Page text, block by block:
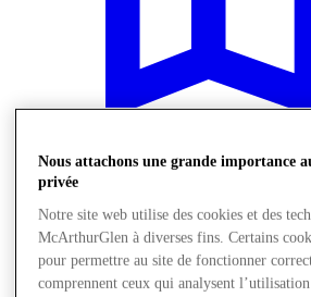
Nous rendre visite
Nous attachons une grande importance
privée
Notre site web utilise des cookies et des
McArthurGlen à diverses fins. Certains
pour permettre au site de fonctionner
comprennent ceux qui analysent